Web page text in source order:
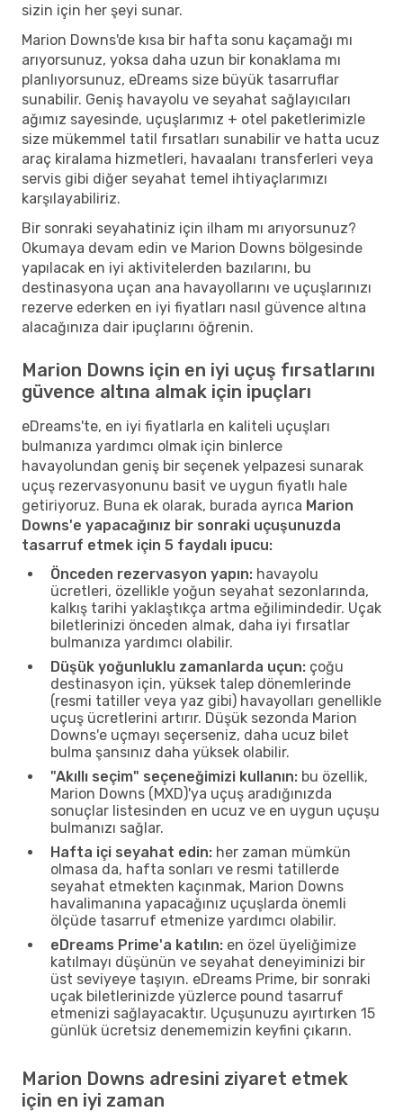
sizin için her şeyi sunar.
Marion Downs'de kısa bir hafta sonu kaçamağı mı
arıyorsunuz, yoksa daha uzun bir konaklama mı
planlıyorsunuz, eDreams size büyük tasarruflar
sunabilir. Geniş havayolu ve seyahat sağlayıcıları
ağımız sayesinde, uçuşlarımız + otel paketlerimizle
size mükemmel tatil fırsatları sunabilir ve hatta ucuz
araç kiralama hizmetleri, havaalanı transferleri veya
servis gibi diğer seyahat temel ihtiyaçlarımızı
karşılayabiliriz.
Bir sonraki seyahatiniz için ilham mı arıyorsunuz?
Okumaya devam edin ve Marion Downs bölgesinde
yapılacak en iyi aktivitelerden bazılarını, bu
destinasyona uçan ana havayollarını ve uçuşlarınızı
rezerve ederken en iyi fiyatları nasıl güvence altına
alacağınıza dair ipuçlarını öğrenin.
Marion Downs için en iyi uçuş fırsatlarını
güvence altına almak için ipuçları
eDreams'te, en iyi fiyatlarla en kaliteli uçuşları
bulmanıza yardımcı olmak için binlerce
havayolundan geniş bir seçenek yelpazesi sunarak
uçuş rezervasyonunu basit ve uygun fiyatlı hale
getiriyoruz. Buna ek olarak, burada ayrıca Marion
Downs'e yapacağınız bir sonraki uçuşunuzda
tasarruf etmek için 5 faydalı ipucu:
Önceden rezervasyon yapın: havayolu
ücretleri, özellikle yoğun seyahat sezonlarında,
kalkış tarihi yaklaştıkça artma eğilimindedir. Uçak
biletlerinizi önceden almak, daha iyi fırsatlar
bulmanıza yardımcı olabilir.
Düşük yoğunluklu zamanlarda uçun: çoğu
destinasyon için, yüksek talep dönemlerinde
(resmi tatiller veya yaz gibi) havayolları genellikle
uçuş ücretlerini artırır. Düşük sezonda Marion
Downs'e uçmayı seçerseniz, daha ucuz bilet
bulma şansınız daha yüksek olabilir.
"Akıllı seçim" seçeneğimizi kullanın: bu özellik,
Marion Downs (MXD)'ya uçuş aradığınızda
sonuçlar listesinden en ucuz ve en uygun uçuşu
bulmanızı sağlar.
Hafta içi seyahat edin: her zaman mümkün
olmasa da, hafta sonları ve resmi tatillerde
seyahat etmekten kaçınmak, Marion Downs
havalimanına yapacağınız uçuşlarda önemli
ölçüde tasarruf etmenize yardımcı olabilir.
eDreams Prime'a katılın: en özel üyeliğimize
katılmayı düşünün ve seyahat deneyiminizi bir
üst seviyeye taşıyın. eDreams Prime, bir sonraki
uçak biletlerinizde yüzlerce pound tasarruf
etmenizi sağlayacaktır. Uçuşunuzu ayırtırken 15
günlük ücretsiz denememizin keyfini çıkarın.
Marion Downs adresini ziyaret etmek
için en iyi zaman